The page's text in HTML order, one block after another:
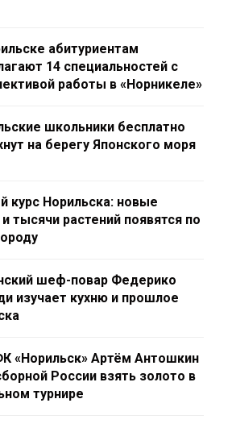
абитуриентам
14 специальностей с
работы в «Норникеле»
школьники бесплатно
на берегу Японского моря
курс Норильска: новые
тысячи растений появятся по
шеф-повар Федерико
изучает кухню и прошлое
«Норильск» Артём Антошкин
России взять золото в
турнире